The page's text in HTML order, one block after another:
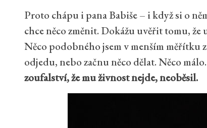
Proto chápu i pana Babiše – i když si o
chce něco změnit. Dokážu uvěřit tomu, že
Něco podobného jsem v menším měřítku
odjedu, nebo začnu něco dělat. Něco málo.
zoufalství, že mu živnost nejde, neoběsil.